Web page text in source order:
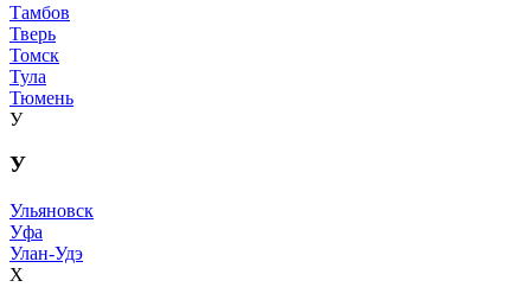
Тамбов
Тверь
Томск
Тула
Тюмень
У
У
Ульяновск
Уфа
Улан-Удэ
Х